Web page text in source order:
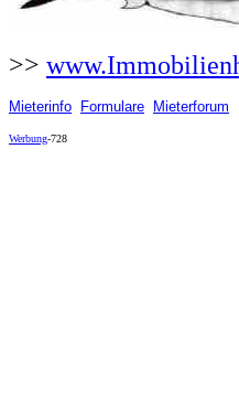
>>
Mieterinfo Formulare Mieterforum
Werbung-728